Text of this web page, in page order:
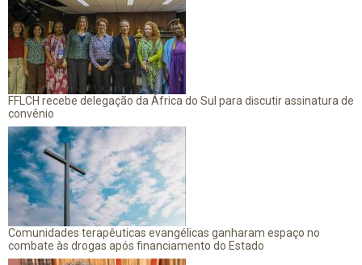
FFLCH recebe delegação da África do Sul para discutir assinatura de
convênio
Comunidades terapêuticas evangélicas ganharam espaço no
combate às drogas após financiamento do Estado